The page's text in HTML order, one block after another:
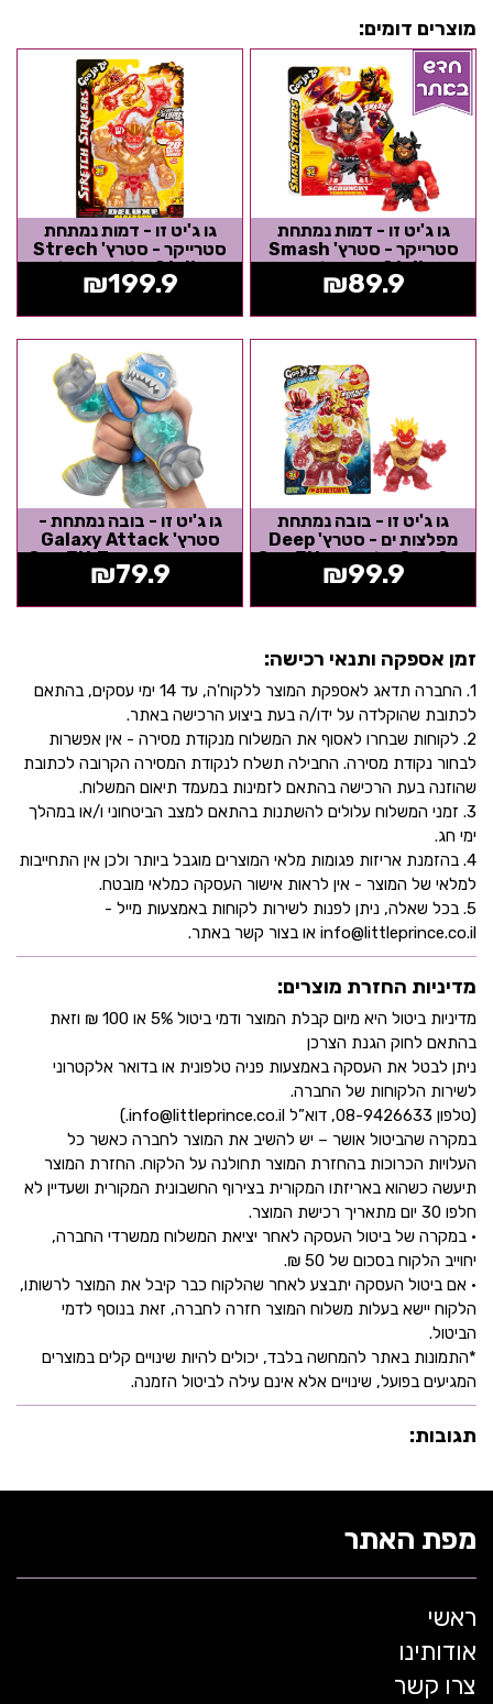
מוצרים דומים:
גו ג'יט זו - דמות נמתחת
סטרייקר - סטרץ' Smash
Strikers טרורבול השור -
Goo Jit...
₪89.9
גו ג'יט זו - דמות נמתחת
סטרייקר - סטרץ' Strech
Strikers בלאזאגון דלוקס
עם נשק -...
₪199.9
גו ג'יט זו - בובה נמתחת
מפלצות ים - סטרץ' Deep
Goo Sea בלזאגון - Goo Jit
Zu
₪99.9
גו ג'יט זו - בובה נמתחת -
סטרץ' Galaxy Attack
טראש אסטרו - Goo Jit Zu
₪79.9
זמן אספקה ותנאי רכישה:
1. החברה תדאג לאספקת המוצר ללקוח'ה, עד 14 ימי עסקים, בהתאם
לכתובת שהוקלדה על ידו/ה בעת ביצוע הרכישה באתר.
2. לקוחות שבחרו לאסוף את המשלוח מנקודת מסירה - אין אפשרות
לבחור נקודת מסירה. החבילה תשלח לנקודת המסירה הקרובה לכתובת
שהוזנה בעת הרכישה בהתאם לזמינות במעמד תיאום המשלוח.
3. זמני המשלוח עלולים להשתנות בהתאם למצב הביטחוני ו/או במהלך
ימי חג.
4. בהזמנת אריזות פגומות מלאי המוצרים מוגבל ביותר ולכן אין התחייבות
למלאי של המוצר - אין לראות אישור העסקה כמלאי מובטח.
5. בכל שאלה, ניתן לפנות לשירות לקוחות באמצעות מייל -
info@littleprince.co.il או בצור קשר באתר.
מדיניות החזרת מוצרים:
מדיניות ביטול היא מיום קבלת המוצר ודמי ביטול 5% או 100 ₪ וזאת
בהתאם לחוק הגנת הצרכן
ניתן לבטל את העסקה באמצעות פניה טלפונית או בדואר אלקטרוני
לשירות הלקוחות של החברה.
(טלפון 08-9426633, דוא”ל info@littleprince.co.il.)
במקרה שהביטול אושר – יש להשיב את המוצר לחברה כאשר כל
העלויות הכרוכות בהחזרת המוצר תחולנה על הלקוח. החזרת המוצר
תיעשה כשהוא באריזתו המקורית בצירוף החשבונית המקורית ושעדיין לא
חלפו 30 יום מתאריך רכישת המוצר.
• במקרה של ביטול העסקה לאחר יציאת המשלוח ממשרדי החברה,
יחוייב הלקוח בסכום של 50 ₪.
• אם ביטול העסקה יתבצע לאחר שהלקוח כבר קיבל את המוצר לרשותו,
הלקוח יישא בעלות משלוח המוצר חזרה לחברה, זאת בנוסף לדמי
הביטול.
*התמונות באתר להמחשה בלבד, יכולים להיות שינויים קלים במוצרים
המגיעים בפועל, שינויים אלא אינם עילה לביטול הזמנה.
תגובות:
מפת האתר
ראשי
אודותינו
צרו קשר